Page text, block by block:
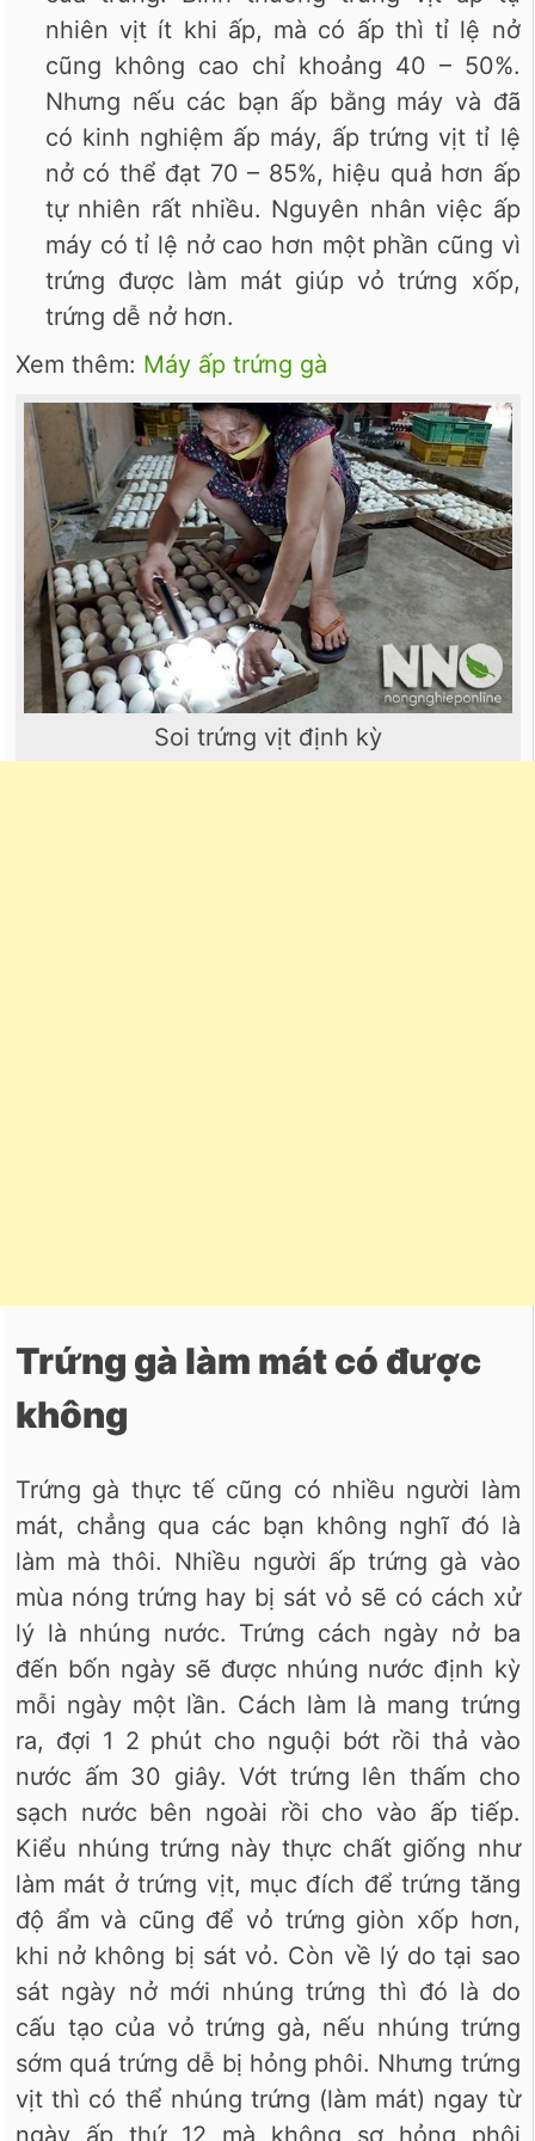
nhiên vịt ít khi ấp, mà có ấp thì tỉ lệ nở
cũng không cao chỉ khoảng 40 – 50%.
Nhưng nếu các bạn ấp bằng máy và đã
có kinh nghiệm ấp máy, ấp trứng vịt tỉ lệ
nở có thể đạt 70 – 85%, hiệu quả hơn ấp
tự nhiên rất nhiều. Nguyên nhân việc ấp
máy có tỉ lệ nở cao hơn một phần cũng vì
trứng được làm mát giúp vỏ trứng xốp,
trứng dễ nở hơn.
Xem thêm: Máy ấp trứng gà
Soi trứng vịt định kỳ
Trứng gà làm mát có được
không
Trứng gà thực tế cũng có nhiều người làm
mát, chẳng qua các bạn không nghĩ đó là
làm mà thôi. Nhiều người ấp trứng gà vào
mùa nóng trứng hay bị sát vỏ sẽ có cách xử
lý là nhúng nước. Trứng cách ngày nở ba
đến bốn ngày sẽ được nhúng nước định kỳ
mỗi ngày một lần. Cách làm là mang trứng
ra, đợi 1 2 phút cho nguội bớt rồi thả vào
nước ấm 30 giây. Vớt trứng lên thấm cho
sạch nước bên ngoài rồi cho vào ấp tiếp.
Kiểu nhúng trứng này thực chất giống như
làm mát ở trứng vịt, mục đích để trứng tăng
độ ẩm và cũng để vỏ trứng giòn xốp hơn,
khi nở không bị sát vỏ. Còn về lý do tại sao
sát ngày nở mới nhúng trứng thì đó là do
cấu tạo của vỏ trứng gà, nếu nhúng trứng
sớm quá trứng dễ bị hỏng phôi. Nhưng trứng
vịt thì có thể nhúng trứng (làm mát) ngay từ